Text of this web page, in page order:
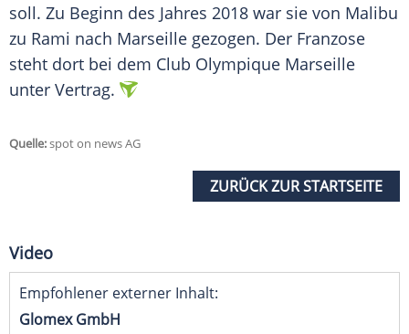
soll. Zu Beginn des Jahres 2018 war sie von Malibu
zu Rami nach Marseille gezogen. Der Franzose
steht dort bei dem Club Olympique Marseille
unter Vertrag.
Quelle:spot on news AG
ZURÜCK ZUR STARTSEITE
Video
Empfohlener externer Inhalt:
Glomex GmbH